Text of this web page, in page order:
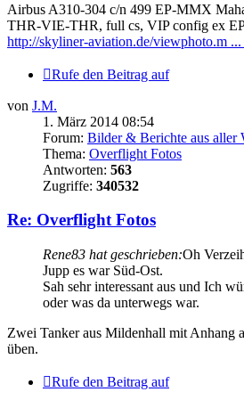
Airbus A310-304 c/n 499 EP-MMX
THR-VIE-THR, full cs, VIP config ex
http://skyliner-aviation.de/viewphoto.m
Rufe den Beitrag auf
von J.M.
1. März 2014 08:54
Forum: Bilder & Berichte aus aller
Thema: Overflight Fotos
Antworten: 563
Zugriffe: 340532
Re: Overflight Fotos
Rene83 hat geschrieben:Oh
Jupp es war Süd-Ost.
Sah sehr interessant aus und Ich
oder was da unterwegs war.
Zwei Tanker aus Mildenhall mit Anhang
üben.
Rufe den Beitrag auf